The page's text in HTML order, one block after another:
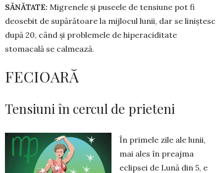
SĂNĂTATE: Migrenele și puseele de tensiune pot fi
deosebit de supărătoare la mijlocul lunii, dar se liniștesc
după 20, când și problemele de hiperaci­ditate
stomacală se calmează.
FECIOARĂ
Tensiuni în cercul de prieteni
În primele zile ale lunii,
mai ales în preajma
eclipsei de Lu­nă din 5, e